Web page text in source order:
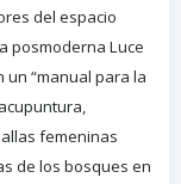
del espacio
posmoderna Luce
“manual para la
femeninas
de los bosques en